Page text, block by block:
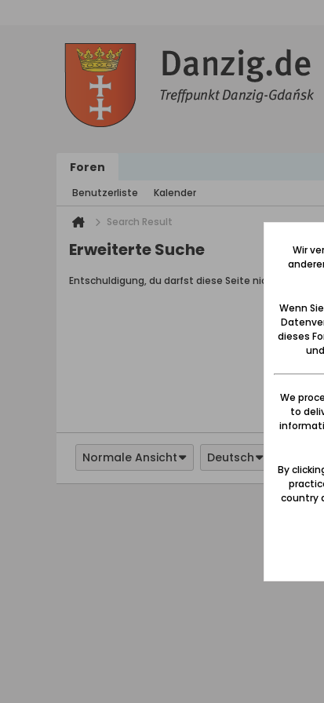
Foren
Benutzerliste Kalender
Search Result
Erweiterte Suche
Entschuldigung, du darfst diese Seite nicht aufrufen.
Normale Ansicht Deutsch
Wir
Wenn
dieses
We
to
By
country